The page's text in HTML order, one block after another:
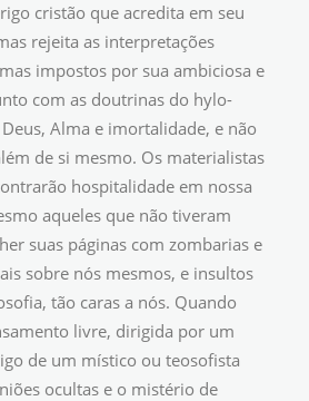
cristão que acredita em seu
rejeita as interpretações
impostos por sua ambiciosa e
com as doutrinas do hylo-
Alma e imortalidade, e não
de si mesmo. Os materialistas
hospitalidade em nossa
aqueles que não tiveram
suas páginas com zombarias e
sobre nós mesmos, e insultos
tão caras a nós. Quando
livre, dirigida por um
de um místico ou teosofista
ocultas e o mistério de